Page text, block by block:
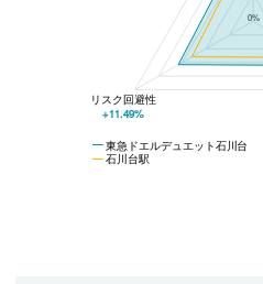
0%
東急ドエルデュエット石川台
石川台駅
リスク回避性
+11.49%